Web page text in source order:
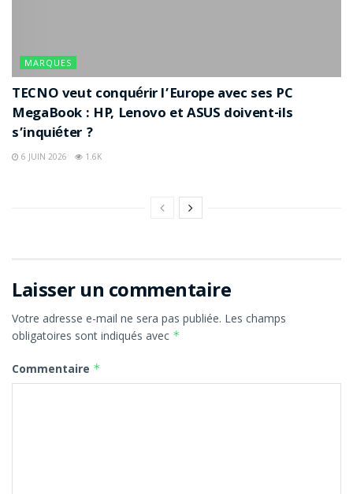
MARQUES
TECNO veut conquérir l’Europe avec ses PC
MegaBook : HP, Lenovo et ASUS doivent-ils
s’inquiéter ?
6 JUIN 2026 1.6K
Laisser un commentaire
Votre adresse e-mail ne sera pas publiée. Les champs
obligatoires sont indiqués avec *
Commentaire *